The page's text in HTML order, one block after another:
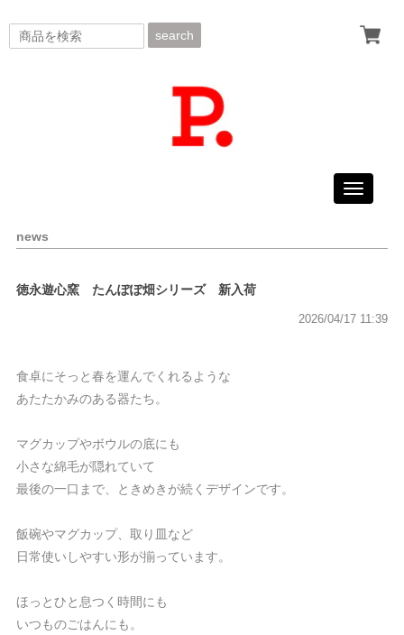
search
Toggle
news
徳永遊心窯 たんぽぽ畑シリーズ 新入荷
2026/04/17 11:39
食卓にそっと春を運んでくれるような
あたたかみのある器たち。
マグカップやボウルの底にも
小さな綿毛が隠れていて
最後の一口まで、ときめきが続くデザインです。
飯碗やマグカップ、取り皿など
日常使いしやすい形が揃っています。
ほっとひと息つく時間にも
いつものごはんにも。